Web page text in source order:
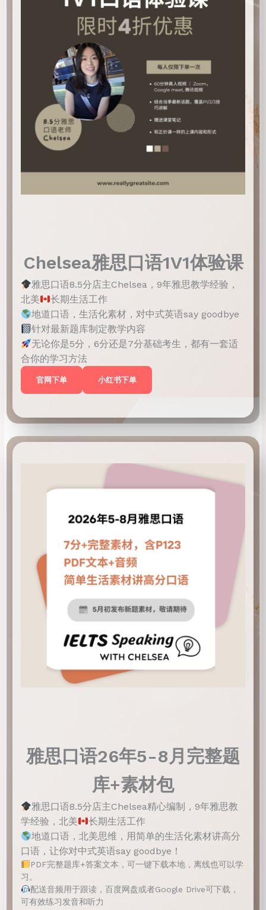
Chelsea雅思口语1V1体验课
雅思口语8.5分店主Chelsea，9年雅思教学经验，
北美
长期生活工作
地道口语，生活化素材，对中式英语say goodbye
针对最新题库制定教学内容
无论你是5分，6分还是7分基础考生，都有一套适
合你的学习方法
官网下单 小红书下单
雅思口语26年5-8月完整题
库+素材包
雅思口语8.5分店主Chelsea精心编制，9年雅思教
学经验，北美
长期生活工作
地道口语，北美思维，用简单的生活化素材讲高分
口语，让你对中式英语say goodbye！
PDF完整题库+答案文本，可一键下载本地，离线也可以学
习。
配送音频用于跟读，百度网盘或者Google Drive可下载，
可有效练习发音和听力